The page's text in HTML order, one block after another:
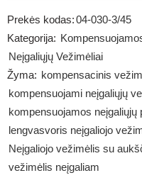
Prekės kodas:04-030-3/45
Kategorija:
Neįgaliųjų Vežimėliai
Žyma: kompensacinis
kompensuojami neįgaliųjų
kompensuojamos neįgaliųjų
lengvasvoris neįgaliojo
Neįgaliojo vežimėlis su
vežimėlis neįgaliam